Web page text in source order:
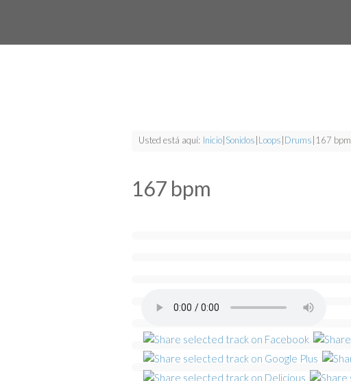
Usted está aquí: Inicio Sonidos Loops Drums 167 bpm
167 bpm